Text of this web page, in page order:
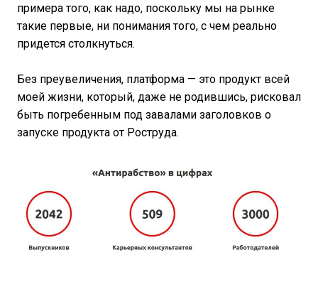
примера того, как надо, поскольку мы на рынке
такие первые, ни понимания того, с чем реально
придется столкнуться.
Без преувеличения, платформа — это продукт всей
моей жизни, который, даже не родившись, рисковал
быть погребенным под завалами заголовков о
запуске продукта от Роструда.